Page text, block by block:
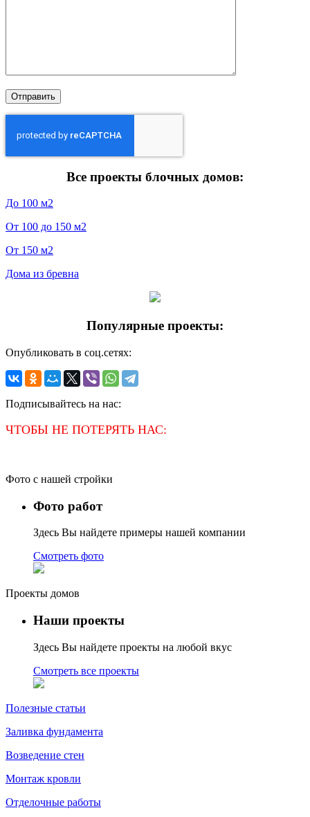
Все проекты блочных домов:
До 100 м2
От 100 до 150 м2
От 150 м2
Дома из бревна
Популярные проекты:
Опубликовать в соц.сетях:
Подписывайтесь на нас:
ЧТОБЫ НЕ ПОТЕРЯТЬ НАС:
Фото с нашей стройки
Фото работ
Здесь Вы найдете примеры нашей компании
Смотреть фото
Проекты домов
Наши проекты
Здесь Вы найдете проекты на любой вкус
Смотреть все проекты
Полезные статьи
Заливка фундамента
Возведение стен
Монтаж кровли
Отделочные работы